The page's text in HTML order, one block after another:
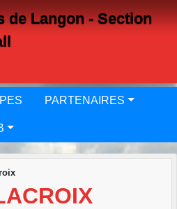
de Langon - Section
PARTENAIRES